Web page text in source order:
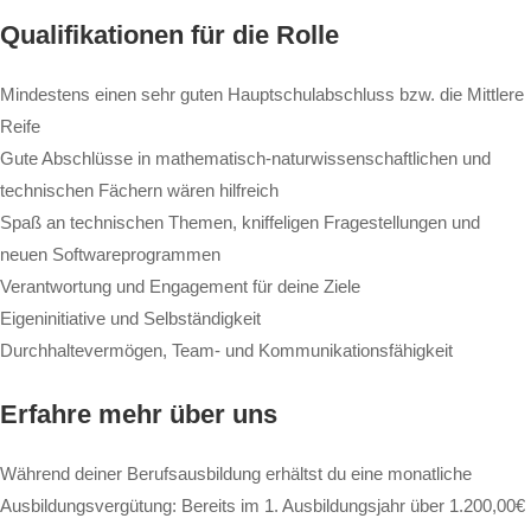
Qualifikationen für die Rolle
Mindestens einen sehr guten Hauptschulabschluss bzw. die Mittlere
Reife
Gute Abschlüsse in mathematisch-naturwissenschaftlichen und
technischen Fächern wären hilfreich
Spaß an technischen Themen, kniffeligen Fragestellungen und
neuen Softwareprogrammen
Verantwortung und Engagement für deine Ziele
Eigeninitiative und Selbständigkeit
Durchhaltevermögen, Team- und Kommunikationsfähigkeit
Erfahre mehr über uns
Während deiner Berufsausbildung erhältst du eine monatliche
Ausbildungsvergütung: Bereits im 1. Ausbildungsjahr über 1.200,00€